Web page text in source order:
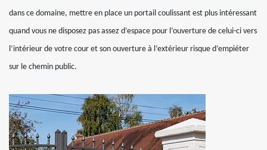
dans ce domaine, mettre en place un portail coulissant est plus intéressant
quand vous ne disposez pas assez d’espace pour l’ouverture de celui-ci vers
l’intérieur de votre cour et son ouverture à l’extérieur risque d’empiéter
sur le chemin public.